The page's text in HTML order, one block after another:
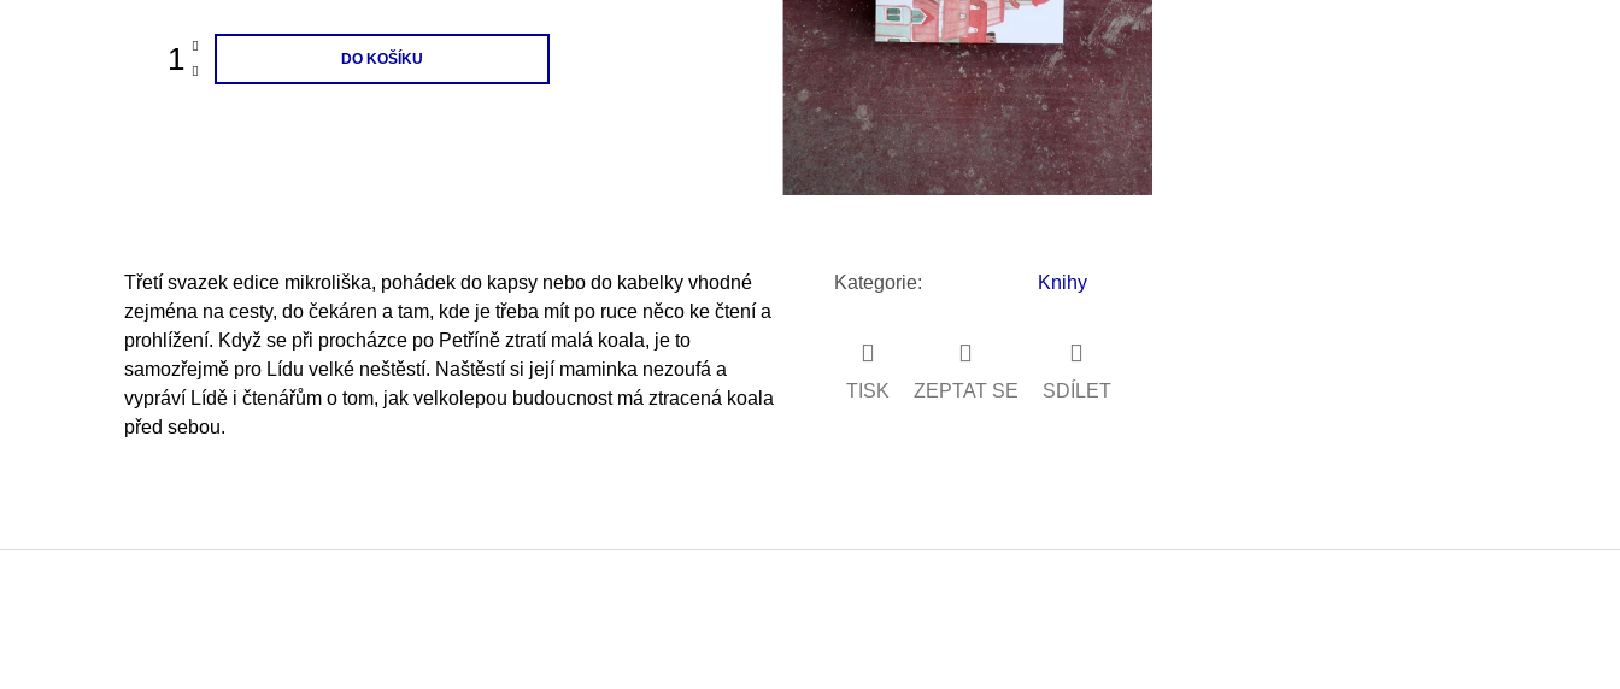
DO KOŠÍKU
Třetí svazek edice mikroliška, pohádek do kapsy nebo do kabelky vhodné
zejména na cesty, do čekáren a tam, kde je třeba mít po ruce něco ke čtení a
prohlížení. Když se při procházce po Petříně ztratí malá koala, je to
samozřejmě pro Lídu velké neštěstí. Naštěstí si její maminka nezoufá a
vypráví Lídě i čtenářům o tom, jak velkolepou budoucnost má ztracená koala
před sebou.
Kategorie: Knihy
TISK ZEPTAT SE SDÍLET